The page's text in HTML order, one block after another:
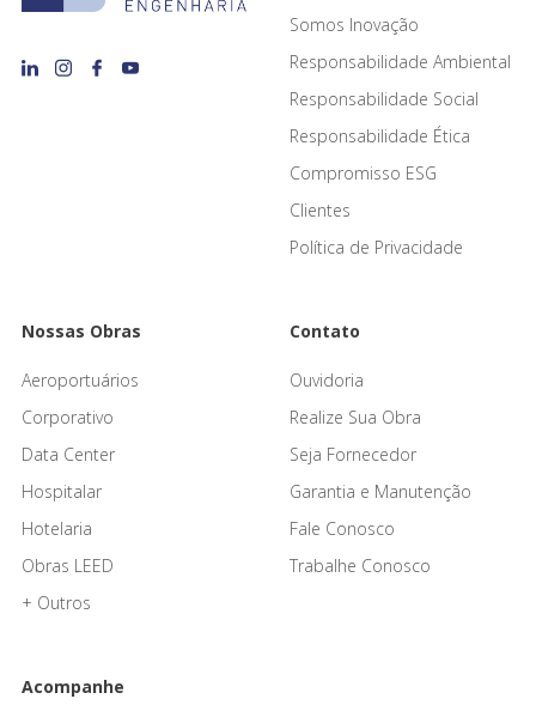
Somos Inovação
Responsabilidade Ambiental
Responsabilidade Social
Responsabilidade Ética
Compromisso ESG
Clientes
Política de Privacidade
Nossas Obras
Aeroportuários
Corporativo
Data Center
Hospitalar
Hotelaria
Obras LEED
+ Outros
Contato
Ouvidoria
Realize Sua Obra
Seja Fornecedor
Garantia e Manutenção
Fale Conosco
Trabalhe Conosco
Acompanhe